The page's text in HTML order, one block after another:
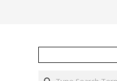
Search